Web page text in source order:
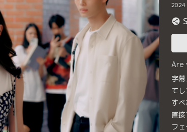
2024
Are
字
て
す
直
フ